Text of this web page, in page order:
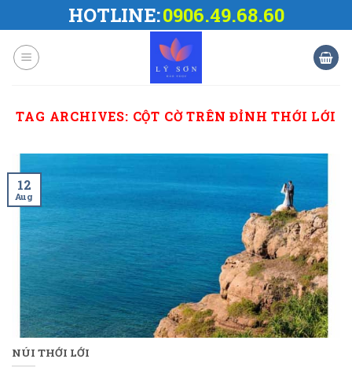
to
content
HOTLINE:0906.49.68.60
TAG ARCHIVES: CỘT CỜ TRÊN ĐỈNH THỚI LỚI
NÚI THỚI LỚI
12
Aug